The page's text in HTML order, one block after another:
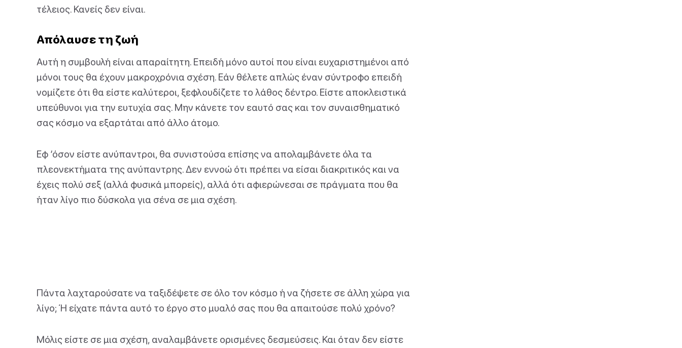
τέλειος. Κανείς δεν είναι.
Απόλαυσε τη ζωή
Αυτή η συμβουλή είναι απαραίτητη. Επειδή μόνο αυτοί που είναι ευχαριστημένοι από
μόνοι τους θα έχουν μακροχρόνια σχέση. Εάν θέλετε απλώς έναν σύντροφο επειδή
νομίζετε ότι θα είστε καλύτεροι, ξεφλουδίζετε το λάθος δέντρο. Είστε αποκλειστικά
υπεύθυνοι για την ευτυχία σας. Μην κάνετε τον εαυτό σας και τον συναισθηματικό
σας κόσμο να εξαρτάται από άλλο άτομο.
Εφ ‘όσον είστε ανύπαντροι, θα συνιστούσα επίσης να απολαμβάνετε όλα τα
πλεονεκτήματα της ανύπαντρης. Δεν εννοώ ότι πρέπει να είσαι διακριτικός και να
έχεις πολύ σεξ (αλλά φυσικά μπορείς), αλλά ότι αφιερώνεσαι σε πράγματα που θα
ήταν λίγο πιο δύσκολα για σένα σε μια σχέση.
Πάντα λαχταρούσατε να ταξιδέψετε σε όλο τον κόσμο ή να ζήσετε σε άλλη χώρα για
λίγο; Ή είχατε πάντα αυτό το έργο στο μυαλό σας που θα απαιτούσε πολύ χρόνο?
Μόλις είστε σε μια σχέση, αναλαμβάνετε ορισμένες δεσμεύσεις. Και όταν δεν είστε